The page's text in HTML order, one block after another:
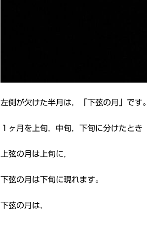
左側が欠けた半月は，「下弦の月」です。
１ヶ月を上旬，中旬，下旬に分けたとき
上弦の月は上旬に，
下弦の月は下旬に現れます。
下弦の月は，